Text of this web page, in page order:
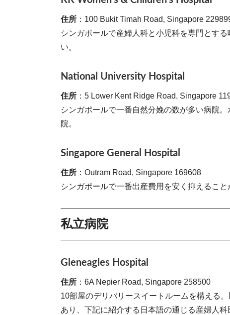
住所 ：100 Bukit Timah Road, Singapore
シンガポールで産婦人科と小児科を専門とす
い。
National University Hospital
住所 ：5 Lower Kent Ridge Road, Singapore
シンガポールで一番自然分娩の数が多い病院
院。
Singapore General Hospital
住所 ：Outram Road, Singapore 169608
シンガポールで一番出産費用を安く抑えること
私立病院
Gleneagles Hospital
住所 ：6A Nepier Road, Singapore 258500
10部屋のデリバリースイートルームを構える
あり、下記に紹介する日本語の通じる産婦人科